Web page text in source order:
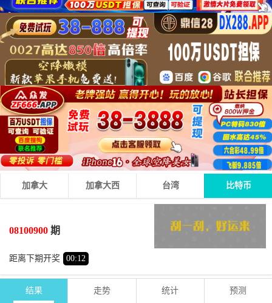
加拿大 加拿大西 台湾 比特币
08100900 期
距离下期开奖 00:12
6 + 8 + 7 = 21
期号 号码
结果 走势 统计 预测